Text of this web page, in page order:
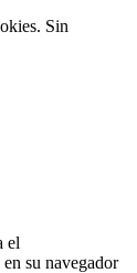
Sin
el
su navegador